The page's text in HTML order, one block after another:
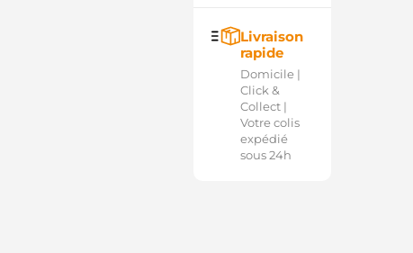
Livraison
rapide
Domicile |
Click &
Collect |
Votre colis
expédié
sous 24h